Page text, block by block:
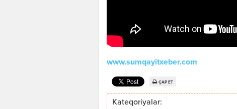
www.sumqayitxeber.com
ÇAP ET
Kateqoriyalar: